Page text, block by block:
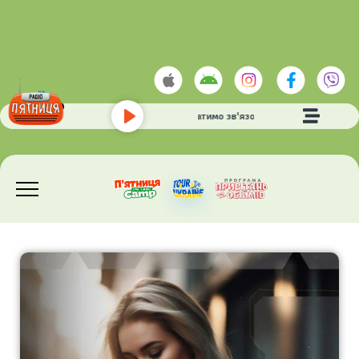
Play
ALYONA ALYONA - Не втратимо зв'язок